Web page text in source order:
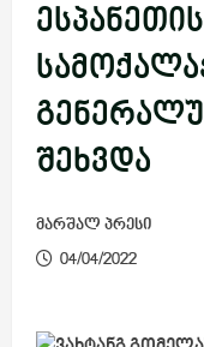
შეხვდა
მარშალ პრესი
04/04/2022